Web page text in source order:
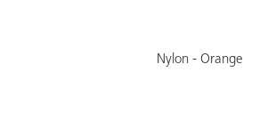
Nylon - Orange